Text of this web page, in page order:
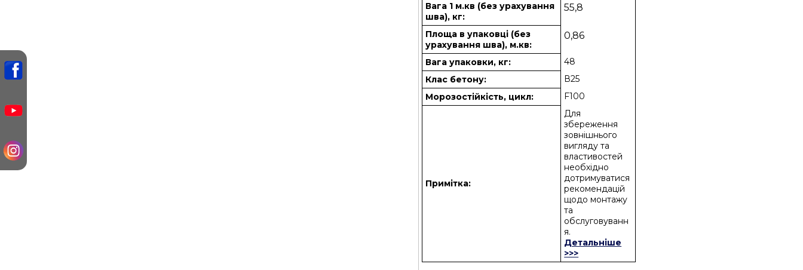
Вага 1 м.кв (без урахування
шва), кг:
55,8
Площа в упаковці (без
урахування шва), м.кв:
0,86
Вага упаковки, кг:
48
Клас бетону:
В25
Морозостійкість, цикл:
F100
Примітка:
Для
збереження
зовнішнього
вигляду та
властивостей
необхідно
дотримуватися
рекомендацій
щодо монтажу
та
обслуговуванн
я.
Детальніше
>>>